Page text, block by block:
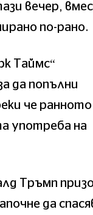
вечер,
по-рано.
Таймс“
да попълни
че ранното
употреба на
Тръмп
да